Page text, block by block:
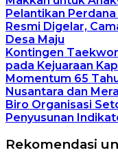
Pelantikan Perdana
Resmi Digelar,
Desa Maju
Kontingen
pada Kejuaraan
Momentum 65
Nusantara dan
Biro Organisasi
Penyusunan
Rekomendasi